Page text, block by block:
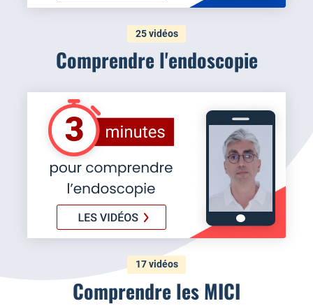
25 vidéos
Comprendre l'endoscopie
17 vidéos
Comprendre les MICI